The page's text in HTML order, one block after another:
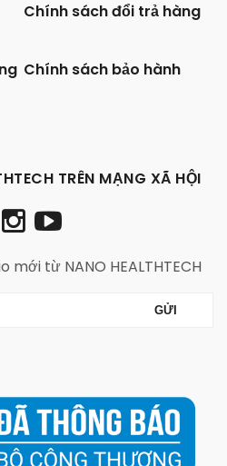
Chính sách đổi trả hàng
Chính sách bảo hành
TRÊN MẠNG XÃ HỘI
từ NANO HEALTHTECH